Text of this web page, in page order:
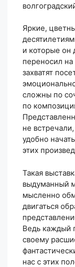
Яркие,
и которые он
переносил
захватят
сложны по
по
не
удобно
этих
Такая
выдуманный
мысленно
двигаться
Ведь каждый
своему
нас с этих